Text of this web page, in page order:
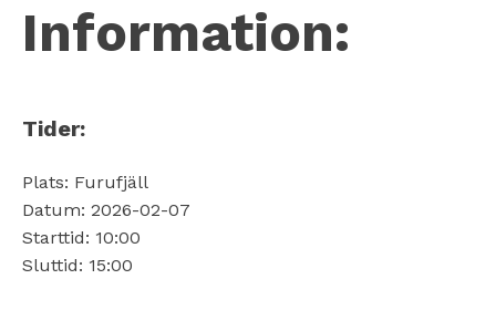
Information:
Tider:
Plats: Furufjäll
Datum: 2026-02-07
Starttid: 10:00
Sluttid: 15:00